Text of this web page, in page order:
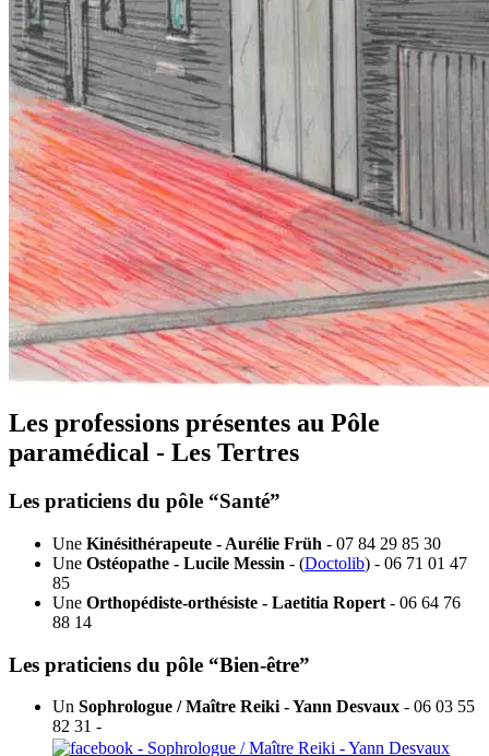
Les professions présentes au Pôle
paramédical - Les Tertres
Les praticiens du pôle “Santé”
Une Kinésithérapeute - Aurélie Früh - 07 84 29 85 30
Une Ostéopathe - Lucile Messin - (Doctolib) - 06 71 01 47
85
Une Orthopédiste-orthésiste - Laetitia Ropert - 06 64 76
88 14
Les praticiens du pôle “Bien-être”
Un Sophrologue / Maître Reiki - Yann Desvaux - 06 03 55
82 31 -